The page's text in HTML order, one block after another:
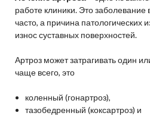
работе клиники. Это заболевание
часто, а причина патологических
износ суставных поверхностей.
Артроз может затрагивать один
чаще всего, это
коленный (гонартроз),
тазобедренный (коксартроз) и